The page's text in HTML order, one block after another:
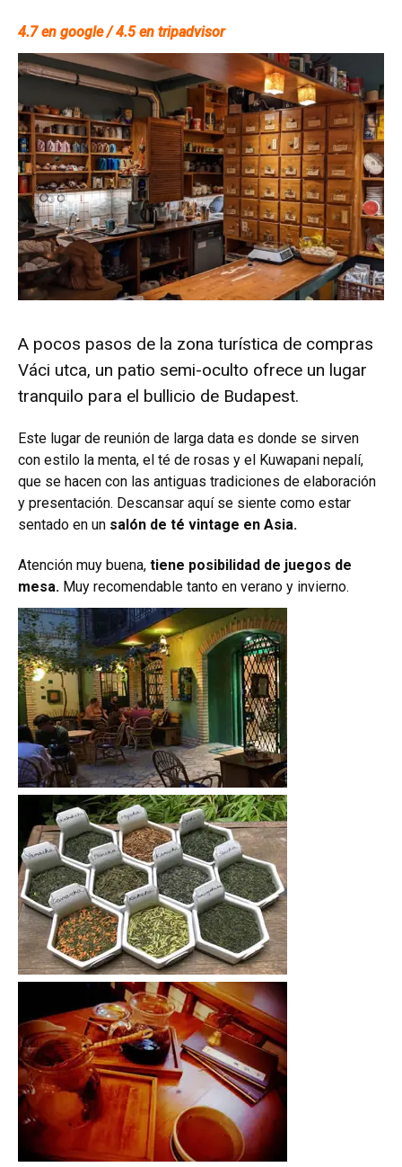
4.7 en google / 4.5 en tripadvisor
A pocos pasos de la zona turística de compras
Váci utca, un patio semi-oculto ofrece un lugar
tranquilo para el bullicio de Budapest.
Este lugar de reunión de larga data es donde se sirven
con estilo la menta, el té de rosas y el Kuwapani nepalí,
que se hacen con las antiguas tradiciones de elaboración
y presentación. Descansar aquí se siente como estar
sentado en un salón de té vintage en Asia.
Atención muy buena, tiene posibilidad de juegos de
mesa. Muy recomendable tanto en verano y invierno.